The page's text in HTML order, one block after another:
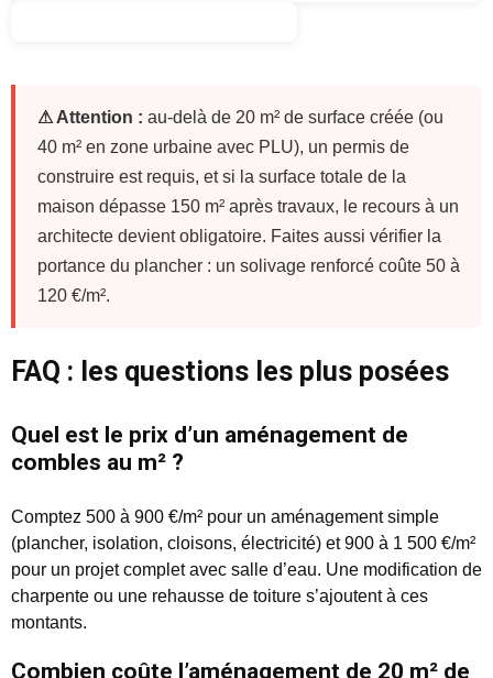
⚠ Attention : au-delà de 20 m² de surface créée (ou
40 m² en zone urbaine avec PLU), un permis de
construire est requis, et si la surface totale de la
maison dépasse 150 m² après travaux, le recours à un
architecte devient obligatoire. Faites aussi vérifier la
portance du plancher : un solivage renforcé coûte 50 à
120 €/m².
FAQ : les questions les plus posées
Quel est le prix d’un aménagement de
combles au m² ?
Comptez 500 à 900 €/m² pour un aménagement simple
(plancher, isolation, cloisons, électricité) et 900 à 1 500 €/m²
pour un projet complet avec salle d’eau. Une modification de
charpente ou une rehausse de toiture s’ajoutent à ces
montants.
Combien coûte l’aménagement de 20 m² de